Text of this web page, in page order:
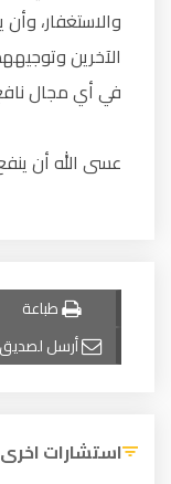
والاستغفار،
الآخرين
في أي مجال
عسى الله أن
طباعة
أرسل لصديق
استشارات